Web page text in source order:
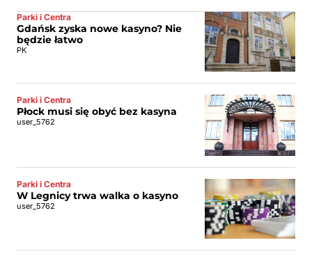
Parki i Centra
Gdańsk zyska nowe kasyno? Nie
będzie łatwo
PK
Parki i Centra
Płock musi się obyć bez kasyna
user_5762
Parki i Centra
W Legnicy trwa walka o kasyno
user_5762